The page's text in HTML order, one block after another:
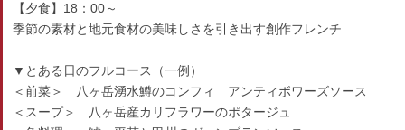
【夕食】18：00～
季節の素材と地元食材の美味しさを引き出す創作フレンチ
▼とある日のフルコース（一例）
＜前菜＞ 八ヶ岳湧水鱒のコンフィ アンティボワーズソース
＜スープ＞ 八ヶ岳産カリフラワーのポタージュ